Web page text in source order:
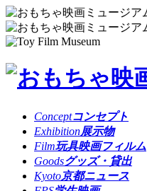
Conceptコンセプト
Exhibition展示物
Film玩具映画フィルム
Goodsグッズ・貸出
Kyoto京都ニュース